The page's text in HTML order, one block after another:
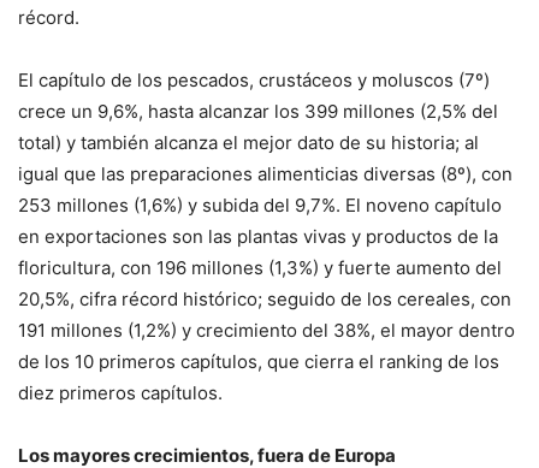
récord.
El capítulo de los pescados, crustáceos y moluscos (7º)
crece un 9,6%, hasta alcanzar los 399 millones (2,5% del
total) y también alcanza el mejor dato de su historia; al
igual que las preparaciones alimenticias diversas (8º), con
253 millones (1,6%) y subida del 9,7%. El noveno capítulo
en exportaciones son las plantas vivas y productos de la
floricultura, con 196 millones (1,3%) y fuerte aumento del
20,5%, cifra récord histórico; seguido de los cereales, con
191 millones (1,2%) y crecimiento del 38%, el mayor dentro
de los 10 primeros capítulos, que cierra el ranking de los
diez primeros capítulos.
Los mayores crecimientos, fuera de Europa